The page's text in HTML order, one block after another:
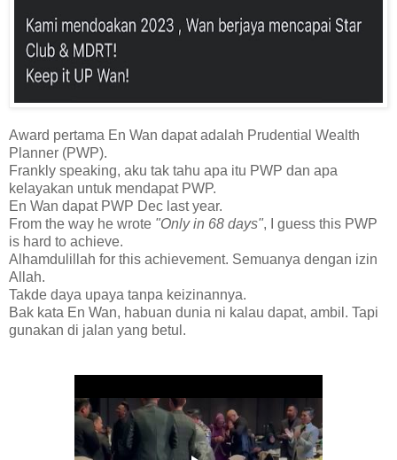
Award pertama En Wan dapat adalah Prudential Wealth
Planner (PWP).
Frankly speaking, aku tak tahu apa itu PWP dan apa
kelayakan untuk mendapat PWP.
En Wan dapat PWP Dec last year.
From the way he wrote "Only in 68 days", I guess this PWP
is hard to achieve.
Alhamdulillah for this achievement. Semuanya dengan izin
Allah.
Takde daya upaya tanpa keizinannya.
Bak kata En Wan, habuan dunia ni kalau dapat, ambil. Tapi
gunakan di jalan yang betul.